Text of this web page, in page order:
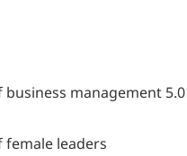
business management 5.0
female leaders